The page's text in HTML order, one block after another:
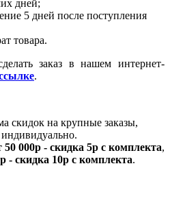
дней;
5 дней после поступления
товара.
заказ в нашем интернет-
.
скидок на крупные заказы,
50 000р - скидка 5р с комплекта,
- скидка 10р с комплекта.